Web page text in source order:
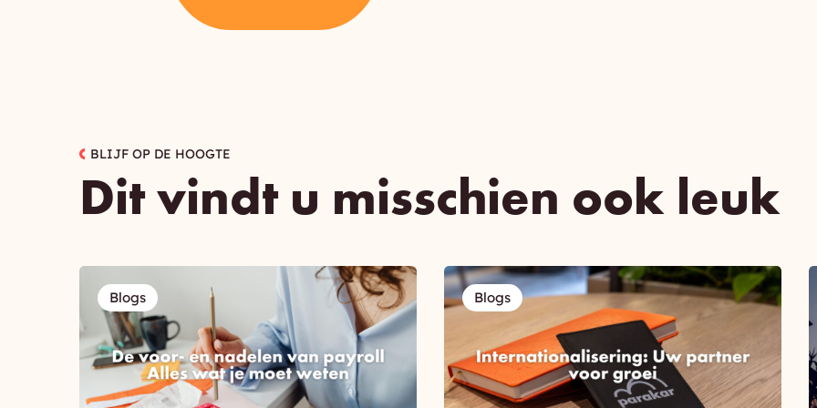
BLIJF OP DE HOOGTE
Dit vindt u misschien ook leuk
Blogs Blogs